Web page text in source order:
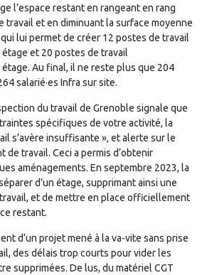
l’espace restant en rangeant en rang
travail et en diminuant la surface moyenne
lui permet de créer 12 postes de travail
et 20 postes de travail
Au final, il ne reste plus que 204
salarié·es Infra sur site.
du travail de Grenoble signale que
spécifiques de votre activité, la
s’avère insuffisante », et alerte sur le
de travail. Ceci a permis d’obtenir
aménagements. En septembre 2023, la
d’un étage, supprimant ainsi une
et de mettre en place officiellement
restant.
d’un projet mené à la va-vite sans prise
des délais trop courts pour vider les
supprimées. De lus, du matériel CGT